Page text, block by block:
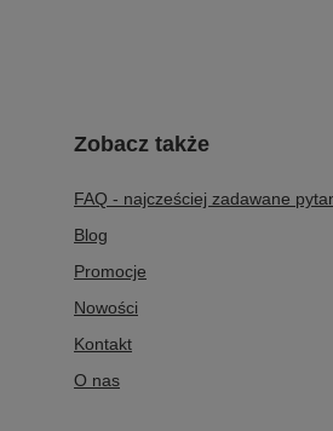
Zobacz także
FAQ - najcześciej zadawane
Blog
Promocje
Nowości
Kontakt
O nas